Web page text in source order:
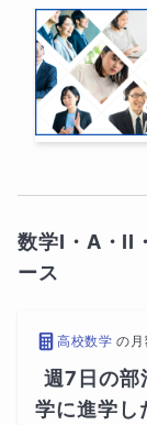
数学I・A・II
ース
高校数学 の
週7日の部
学に進学し